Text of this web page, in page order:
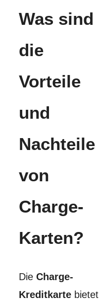
Was sind
die
Vorteile
und
Nachteile
von
Charge-
Karten?
Die Charge-
Kreditkarte bietet